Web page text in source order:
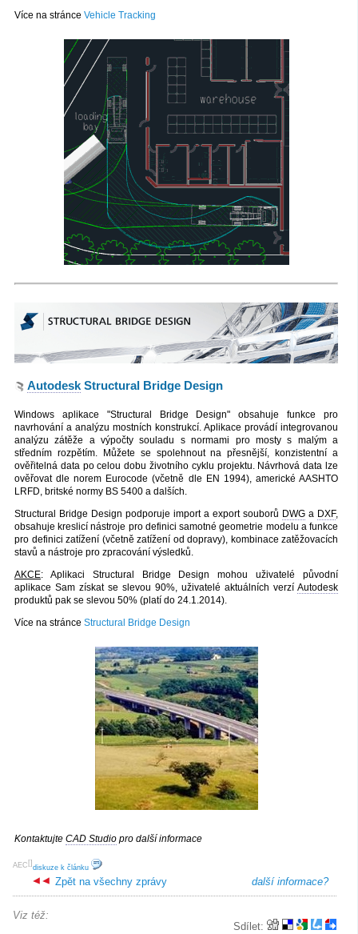
Více na stránce Vehicle Tracking
Autodesk Structural Bridge Design
Windows aplikace "Structural Bridge Design" obsahuje funkce pro
navrhování a analýzu mostních konstrukcí. Aplikace provádí integrovanou
analýzu zátěže a výpočty souladu s normami pro mosty s malým a
středním rozpětím. Můžete se spolehnout na přesnější, konzistentní a
ověřitelná data po celou dobu životního cyklu projektu. Návrhová data lze
ověřovat dle norem Eurocode (včetně dle EN 1994), americké AASHTO
LRFD, britské normy BS 5400 a dalších.
Structural Bridge Design podporuje import a export souborů DWG a DXF,
obsahuje kreslicí nástroje pro definici samotné geometrie modelu a funkce
pro definici zatížení (včetně zatížení od dopravy), kombinace zatěžovacích
stavů a nástroje pro zpracování výsledků.
AKCE: Aplikaci Structural Bridge Design mohou uživatelé původní
aplikace Sam získat se slevou 90%, uživatelé aktuálních verzí Autodesk
produktů pak se slevou 50% (platí do 24.1.2014).
Více na stránce Structural Bridge Design
Kontaktujte CAD Studio pro další informace
[
AEC ]
diskuze k článku
další informace?
Zpět na všechny zprávy
Sdílet:
Viz též: